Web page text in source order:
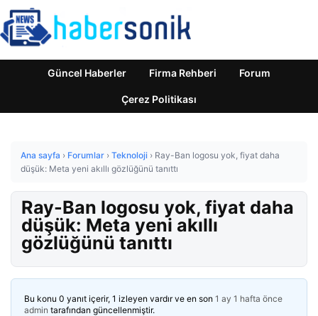
Güncel Haberler Firma Rehberi Forum
Çerez Politikası
Ana sayfa › Forumlar › Teknoloji › Ray-Ban logosu yok, fiyat daha
düşük: Meta yeni akıllı gözlüğünü tanıttı
Ray-Ban logosu yok, fiyat daha
düşük: Meta yeni akıllı
gözlüğünü tanıttı
Bu konu 0 yanıt içerir, 1 izleyen vardır ve en son 1 ay 1 hafta önce
admin tarafından güncellenmiştir.